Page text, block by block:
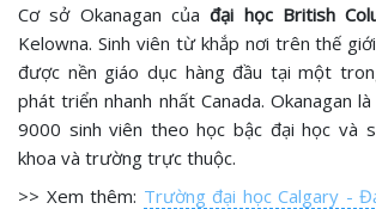
Cơ sở Okanagan của đại học British
Kelowna. Sinh viên từ khắp nơi trên thế
được nền giáo dục hàng đầu tại một
phát triển nhanh nhất Canada. Okanagan
9000 sinh viên theo học bậc đại học và
khoa và trường trực thuộc.
>> Xem thêm: Trường đại học Calgary -